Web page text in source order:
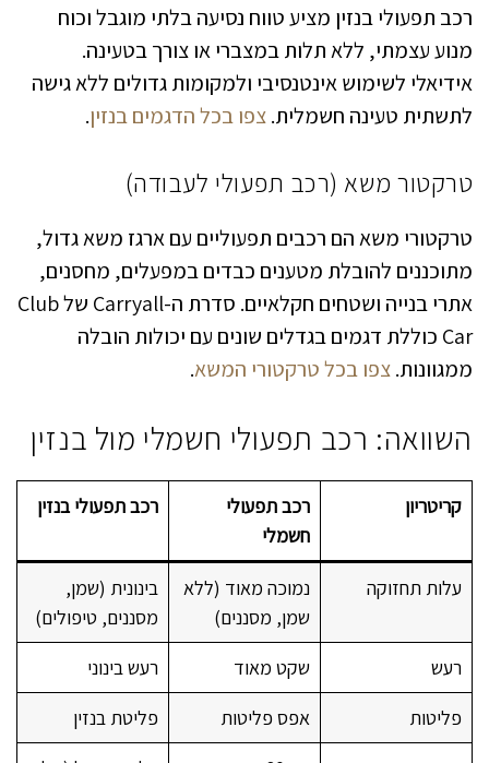
רכב תפעולי בנזין מציע טווח נסיעה בלתי מוגבל וכוח
מנוע עצמתי, ללא תלות במצברי או צורך בטעינה.
אידיאלי לשימוש אינטנסיבי ולמקומות גדולים ללא גישה
לתשתית טעינה חשמלית.צפו בכל הדגמים בנזין.
טרקטור משא (רכב תפעולי לעבודה)
טרקטורי משא הם רכבים תפעוליים עם ארגז משא גדול,
מתוכננים להובלת מטענים כבדים במפעלים, מחסנים,
אתרי בנייה ושטחים חקלאיים. סדרת ה-Carryall של Club
Car כוללת דגמים בגדלים שונים עם יכולות הובלה
ממגוונות.צפו בכל טרקטורי המשא.
השוואה: רכב תפעולי חשמלי מול בנזין
קריטריון
רכב תפעולי
חשמלי
רכב תפעולי בנזין
עלות תחזוקה
נמוכה מאוד (ללא
שמן, מסננים)
בינונית (שמן,
מסננים, טיפולים)
רעש
שקט מאוד
רעש בינוני
פליטות
אפס פליטות
פליטת בנזין